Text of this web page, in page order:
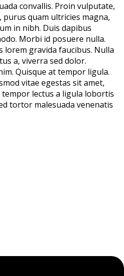
convallis. Proin vulputate,
quam ultricies magna,
in nibh. Duis dapibus
Morbi id posuere nulla.
lorem gravida faucibus. Nulla
a, viverra sed dolor.
Quisque at tempor ligula.
vitae egestas sit amet,
tempor lectus a ligula lobortis
tortor malesuada venenatis